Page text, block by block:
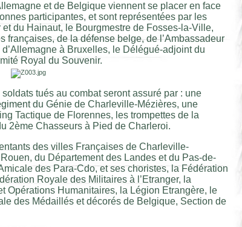
et de Belgique viennent se placer en face
participantes, et sont représentées par les
du Hainaut, le Bourgmestre de Fosses-la-Ville,
françaises, de la défense belge, de l’Ambassadeur
à Bruxelles, le Délégué-adjoint du
Royal du Souvenir.
tués au combat seront assuré par : une
du Génie de Charleville-Mézières, une
Tactique de Florennes, les trompettes de la
2ème Chasseurs à Pied de Charleroi.
des villes Françaises de Charleville-
du Département des Landes et du Pas-de-
des Para-Cdo, et ses choristes, la Fédération
Royale des Militaires à l’Etranger, la
Opérations Humanitaires, la Légion Etrangère, le
des Médaillés et décorés de Belgique, Section de